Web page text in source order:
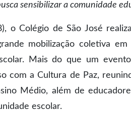
sensibilizar a comunidade
o Colégio de São José
mobilização coletiva
Mais do que um
com a Cultura de Paz,
Médio, além de
escolar.